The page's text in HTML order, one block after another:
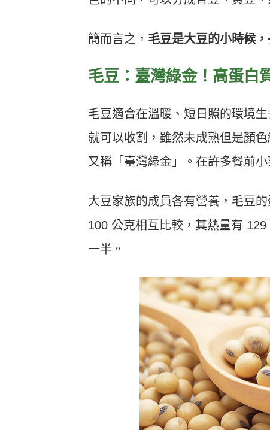
簡而言之， 毛豆是大豆的小時候
毛豆：臺灣綠金！高蛋白
毛豆適合在溫暖、短日照的環境
就可以收割，雖然未成熟但是顏
又稱「臺灣綠金」。在許多餐前
大豆家族的成員各有營養，毛豆
100 公克相互比較，其熱量有
一半。